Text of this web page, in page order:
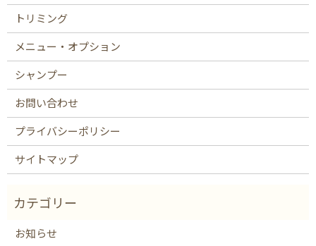
トリミング
メニュー・オプション
シャンプー
お問い合わせ
プライバシーポリシー
サイトマップ
お知らせ